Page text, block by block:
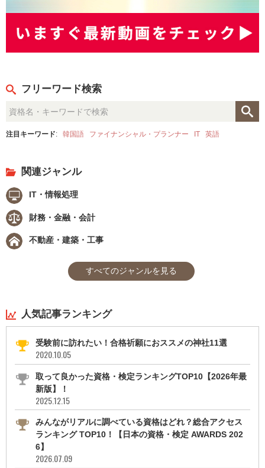
フリーワード検索
注目キーワード: 韓国語 ファイナンシャル・プランナー IT 英語
関連ジャンル
IT・情報処理
財務・金融・会計
不動産・建築・工事
すべてのジャンルを見る
人気記事ランキング
受験前に訪れたい！合格祈願におススメの神社11選
2020.10.05
取って良かった資格・検定ランキングTOP10【2026年最
新版】！
2025.12.15
みんながリアルに調べている資格はどれ？総合アクセス
ランキング TOP10！【日本の資格・検定 AWARDS 202
6】
2026.07.09